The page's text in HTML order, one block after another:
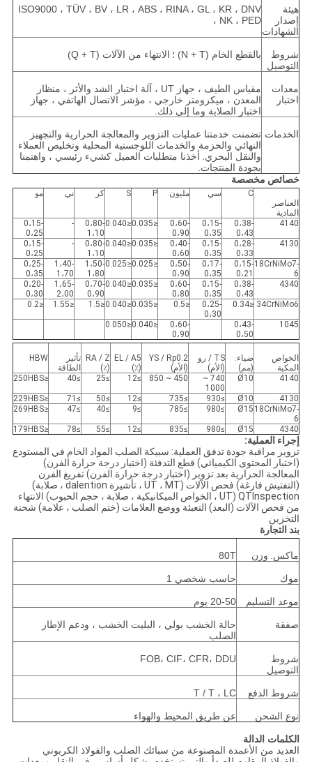
هيئة
إصدار
الشهادات
ISO9000 ، TÜV ، BV ، LR ، ABS ، RINA ، GL ، KR ، DNV
، NK ، PED
شروط
التوصيل
بالقطع الخام (N + T) ؛ الانتهاء من الآلات (Q + T)
معدات
اختبار
مقياس الطيف ، جهاز UT ، آلة اختبار الشد والأثر ، منظار
المعدن ، ميكرومتر خارجي ، مؤشر الاتصال الهاتفي ، جهاز
اختبار الصلابة وما إلى ذلك.
الخدمات تضمنت خدمتنا عمليات التزوير والمعالجة الحرارية والتجهيز
النهائي والحزمة والخدمات اللوجستية المحلية وتخليص العملاء
والنقل البحري. أخذنا متطلبات العميل كشيء رئيسي ، واهتمنا
بجودة المنتجات.
خصائص مخصصة
العناصر
المادية
C سي مليون P
S كر ني مو
4140
0،38-
0،43
0،15-
0،35
0،60-
0،90
≤0.035
≤0.040
0،80-
1،10
-
0،15-
0،25
4130
0،28-
0،33
0،15-
0،35
0،40-
0،60
≤0.035
≤0.040
0،80-
1،10
-
0،15-
0،25
18CrNiMo7-
6
0،15-
0،21
0،17-
0،35
0،50-
0،90
≤0.025
≤0.025
1،50-
1،80
1،40-
1،70
0،25-
0،35
4340
0،38-
0،43
0،15-
0،35
0،60-
0،80
≤0.035
≤0.040
0،70-
0،90
1،65-
2،00
0،20-
0،30
34CrNiMo6
≤0.34
0،25-
0،30
≤0.5
≤0.035
≤0.040
≤1.5
≤1.55
≤0.2
1045
0،43-
0،50
0،60-
0،90
≤0.040
≤0.050
الخواص
المكية
ضياء.
(مم)
TS / رو
(الأم)
YS / Rp0.2
(الأم)
EL / A5
(٪)
RA / Z
(٪)
تأثير
الطاقة
HBW
4140
Ø10
740 ~
1000
450 ~ 850
≥12
≥25
≥40
≤250HBS
4130
Ø10
≥930
≥735
≥12
≥50
≥71
≤229HBS
18CrNiMo7-
6
Ø15
≥980
≥785
≥9
≥40
≥47
≤269HBS
4340
Ø15
≥980
≥835
≥12
≥55
≥78
≤179HBS
إجراء العملية:
تزوير مراقبة جودة تدفق العملية: سبيكة الصلب المواد الخام في المستودع
(اختبار المحتوى الكيميائي) قطع التدفئة (اختبار درجة حرارة الفرن)
المعالجة الحرارية بعد تزوير (اختبار درجة حرارة الفرن) تفريغ الفرن
(التفتيش فارغة) فحص الآلات (UT ، MT ، تأشيرة dalention ، صلابة)
QTInspection (UT ، الخواص الميكانيكية ، صلابة ، حجم الحبوب) الانتهاء
من فحص الآلات (البعد) التعبئة ووضع العلامات (ختم الصلب ، علامة) شحنة
التخزين
بند التجارة
ماكس. وزن 80T
موك حاسب شخصي 1
موعد التسليم 20-50 يوم
صفقة
حالة الخشب بولي ، البليت الخشب ، ودعم الإطار
الصلب
شروط
التوصيل
FOB، CIF، CFR، DDU
شروط الدفع T / T ، LC
نوع الشحن عن طريق المحيط والهواء
الكلمات الدالة
العديد من الأعمدة المصنوعة من سبائك الصلب والفولاذ الكربوني